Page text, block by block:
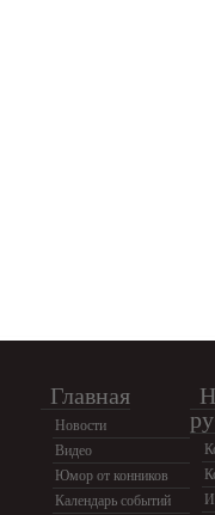
Главная
Новости
Видео
Юмор от конников
Календарь событий